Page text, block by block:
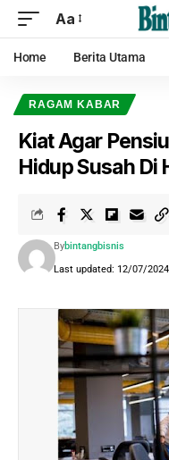
Aa
Home Berita Utama
RAGAM KABAR
Kiat Agar
Hidup Susah Di
Last updated: 12/07/
Bybintangbisnis